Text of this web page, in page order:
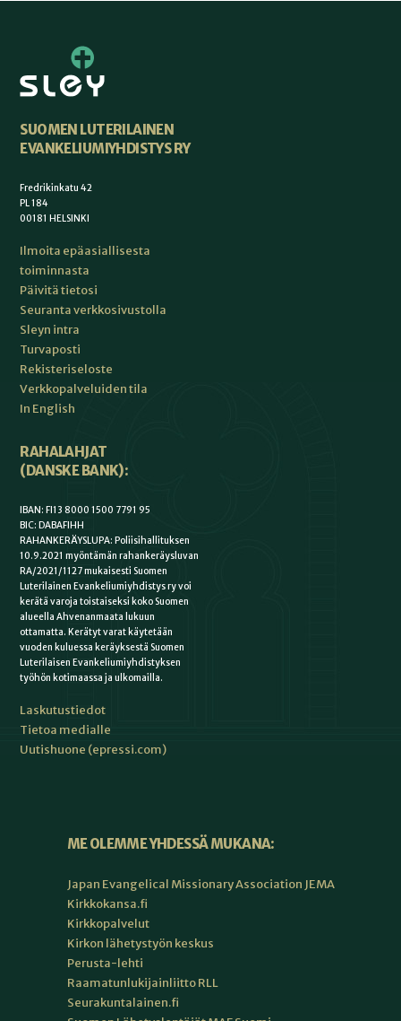
SUOMEN LUTERILAINEN
EVANKELIUMIYHDISTYS RY
Fredrikinkatu 42
PL 184
00181 HELSINKI
Ilmoita epäasiallisesta
toiminnasta
Päivitä tietosi
Seuranta verkkosivustolla
Sleyn intra
Turvaposti
Rekisteriseloste
Verkkopalveluiden tila
In English
RAHALAHJAT
(DANSKE BANK):
IBAN: FI13 8000 1500 7791 95
BIC: DABAFIHH
RAHANKERÄYSLUPA: Poliisihallituksen
10.9.2021 myöntämän rahankeräysluvan
RA/2021/1127 mukaisesti Suomen
Luterilainen Evankeliumiyhdistys ry voi
kerätä varoja toistaiseksi koko Suomen
alueella Ahvenanmaata lukuun
ottamatta. Kerätyt varat käytetään
vuoden kuluessa keräyksestä Suomen
Luterilaisen Evankeliumiyhdistyksen
työhön kotimaassa ja ulkomailla.
Laskutustiedot
Tietoa medialle
Uutishuone (epressi.com)
ME OLEMME YHDESSÄ MUKANA:
Japan Evangelical Missionary Association JEMA
Kirkkokansa.fi
Kirkkopalvelut
Kirkon lähetystyön keskus
Perusta-lehti
Raamatunlukijainliitto RLL
Seurakuntalainen.fi